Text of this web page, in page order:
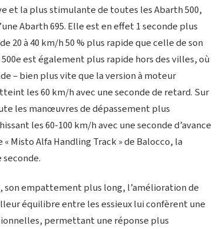
et la plus stimulante de toutes les Abarth 500,
Abarth 695. Elle est en effet 1 seconde plus
20 à 40 km/h 50 % plus rapide que celle de son
est également plus rapide hors des villes, où
– bien plus vite que la version à moteur
les 60 km/h avec une seconde de retard. Sur
les manœuvres de dépassement plus
les 60-100 km/h avec une seconde d’avance
Misto Alfa Handling Track » de Balocco, la
seconde.
empattement plus long, l’amélioration de
équilibre entre les essieux lui confèrent une
permettant une réponse plus